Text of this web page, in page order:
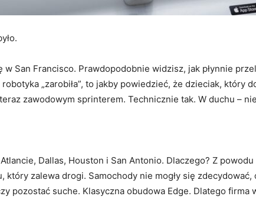
w San Francisco. Prawdopodobnie widzisz, jak płynnie
„zarobiła”, to jakby powiedzieć, że dzieciak, który
zawodowym sprinterem. Technicznie tak. W duchu –
Dallas, Houston i San Antonio. Dlaczego? Z
który zalewa drogi. Samochody nie mogły się zdecydować,
pozostać suche. Klasyczna obudowa Edge. Dlatego firma